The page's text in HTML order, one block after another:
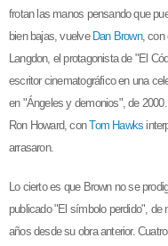
frotan las manos pensando que
bien bajas, vuelve Dan Brown, con
Langdon, el protagonista de "El
escritor cinematográfico en una
en "Ángeles y demonios", de
Ron Howard, conTom Hawks
arrasaron.
Lo cierto es que Brown no se
publicado "El símbolo perdido", de
años desde su obra anterior.